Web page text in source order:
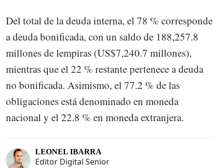
Del total de la deuda interna, el 78 % corresponde
a deuda bonificada, con un saldo de 188,257.8
millones de lempiras (US$7,240.7 millones),
mientras que el 22 % restante pertenece a deuda
no bonificada. Asimismo, el 77.2 % de las
obligaciones está denominado en moneda
nacional y el 22.8 % en moneda extranjera.
LEONEL IBARRA
Editor Digital Senior